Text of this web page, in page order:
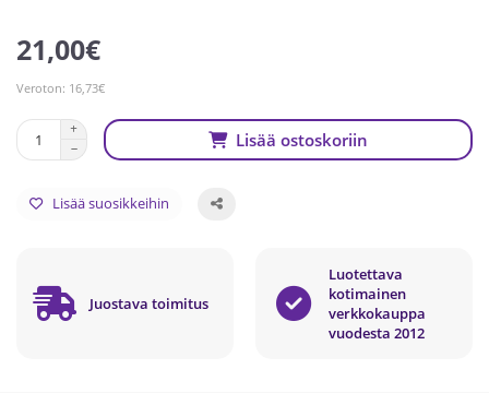
21,00€
Veroton: 16,73€
Lisää ostoskoriin
Lisää suosikkeihin
Juostava toimitus
Luotettava
kotimainen
verkkokauppa
vuodesta 2012